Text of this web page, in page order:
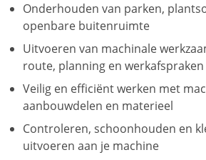
Onderhouden van parken,
openbare buitenruimte
Uitvoeren van machinale
route, planning en werkafspraken
Veilig en efficiënt werken met
aanbouwdelen en materieel
Controleren, schoonhouden en
uitvoeren aan je machine